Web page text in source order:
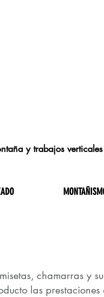
y trabajos verticales
chamarras y
las